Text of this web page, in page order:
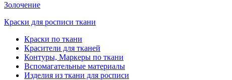
Золочение
Краски для росписи ткани
Краски по ткани
Красители для тканей
Контуры, Маркеры по ткани
Вспомагательные материалы
Изделия из ткани для росписи